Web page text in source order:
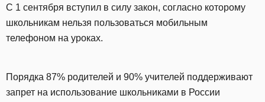
С 1 сентября вступил в силу закон, согласно которому
школьникам нельзя пользоваться мобильным
телефоном на уроках.
Порядка 87% родителей и 90% учителей поддерживают
запрет на использование школьниками в России